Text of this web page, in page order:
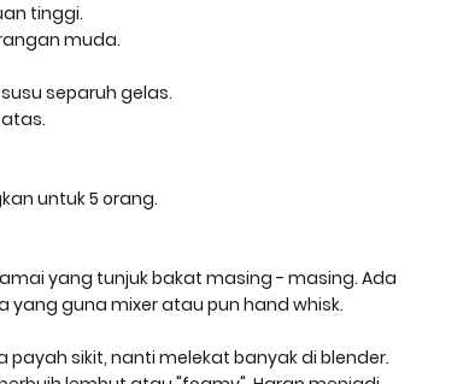
tinggi.
muda.
separuh gelas.
untuk 5 orang.
yang tunjuk bakat masing - masing. Ada
guna mixer atau pun hand whisk.
sikit, nanti melekat banyak di blender.